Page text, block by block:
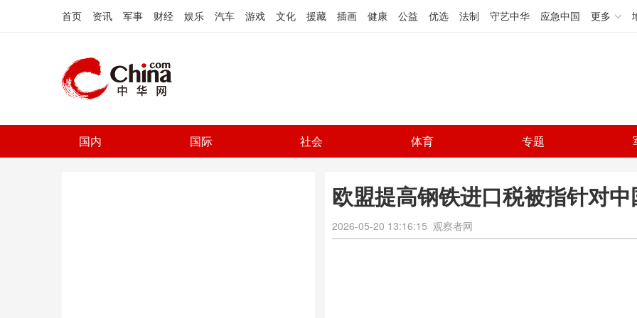
首页 资讯 军事 财经 娱乐 汽车 游戏 文化 援藏 插画 健康 公益 优选 法制 守艺中华 应急中国 更多
国内 国际 社会 体育 专题
欧盟提高钢铁进口税被指针对
2026-05-20 13:16:15 观察者网